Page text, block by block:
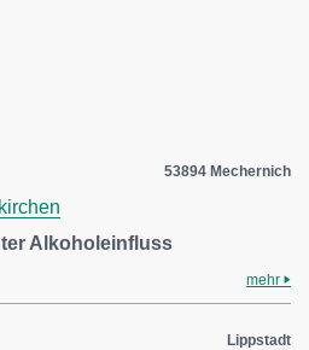
53894 Mechernich
Alkoholeinfluss
mehr
Lippstadt